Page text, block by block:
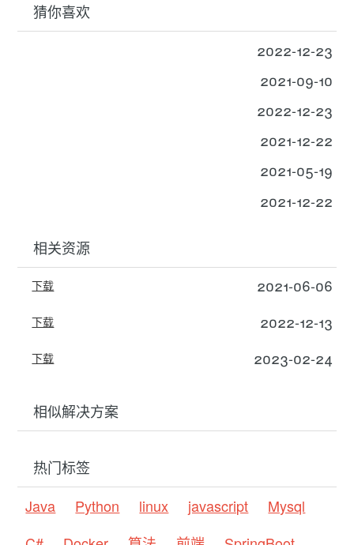
猜你喜欢
2022-12-23
2021-09-10
2022-12-23
2021-12-22
2021-05-19
2021-12-22
相关资源
下载 2021-06-06
下载 2022-12-13
下载 2023-02-24
相似解决方案
热门标签
Java
Python linux javascript
Mysql